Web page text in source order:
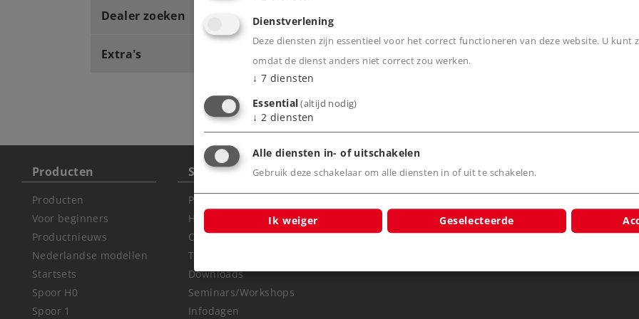
Dealer zoeken
Extra's
Producten
Producten
Voor beginners
Productnieuws
Nederlandse modellen
Startsets
Spoor H0
Spoor 1
Service
Productdatabank
Handleidingen &
Onderdelen
Technische informatie
Downloads
Seminars/Workshops
Infodagen
Nieuws Belevenis
Märklin TV
Märklin Magazin
Dienstverlening
Deze diensten zijn essentieel voor het correct functioneren van deze website. U kunt
omdat de dienst anders niet correct zou werken.
↓ 7 diensten
Essential(altijd nodig)
↓ 2 diensten
Alle diensten in- of uitschakelen
Gebruik deze schakelaar om alle diensten in of uit te schakelen.
Ik weiger Geselecteerde